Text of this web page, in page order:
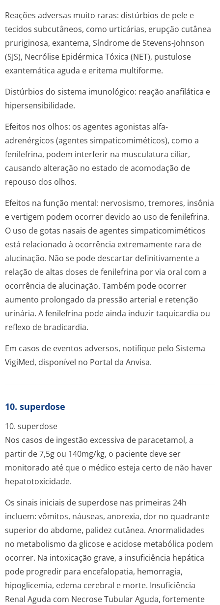
Reações adversas muito raras: distúrbios de pele e
tecidos subcutâneos, como urticárias, erupção cutânea
pruriginosa, exantema, Síndrome de Stevens-Johnson
(SJS), Necrólise Epidérmica Tóxica (NET), pustulose
exantemática aguda e eritema multiforme.
Distúrbios do sistema imunológico: reação anafilática e
hipersensibilidade.
Efeitos nos olhos: os agentes agonistas alfa-
adrenérgicos (agentes simpaticomimé­ticos), como a
fenilefrina, podem interferir na musculatura ciliar,
causando alteração no estado de acomodação de
repouso dos olhos.
Efeitos na função mental: nervosismo, tremores, insônia
e vertigem podem ocorrer devido ao uso de fenilefrina.
O uso de gotas nasais de agentes simpaticomiméticos
está relacionado à ocorrência extremamente rara de
alucinação. Não se pode descartar definitivamente a
relação de altas doses de fenilefrina por via oral com a
ocorrência de alucinação. Também pode ocorrer
aumento prolongado da pressão arterial e retenção
urinária. A fenilefrina pode ainda induzir taquicardia ou
reflexo de bradicardia.
Em casos de eventos adversos, notifique pelo Sistema
VigiMed, disponível no Portal da Anvisa.
10. superdose
10. superdose
Nos casos de ingestão excessiva de paracetamol, a
partir de 7,5g ou 140mg/kg, o paciente deve ser
monitorado até que o médico esteja certo de não haver
hepatotoxicidade.
Os sinais iniciais de superdose nas primeiras 24h
incluem: vômitos, náuseas, anorexia, dor no quadrante
superior do abdome, palidez cutânea. Anormalidades
no metabolismo da glicose e acidose metabólica podem
ocorrer. Na intoxicação grave, a insuficiência hepática
pode progredir para encefalopatia, hemorragia,
hipoglicemia, edema cerebral e morte. Insuficiência
Renal Aguda com Necrose Tubular Aguda, fortemente